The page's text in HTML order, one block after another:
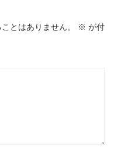
とはありません。 ※ が付